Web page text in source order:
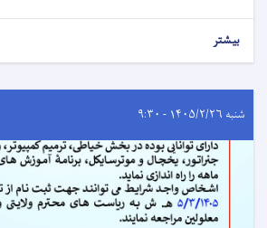
بیشتر
شنبه ۱۴۰۵/۲/۲۶ - ۹:۳۰